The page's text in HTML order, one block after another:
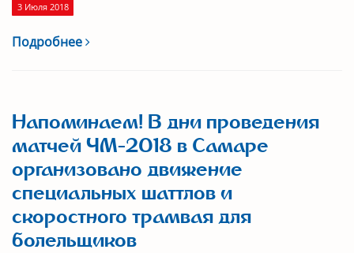
3 Июля 2018
Подробнее
Напоминаем! В дни проведения
матчей ЧМ-2018 в Самаре
организовано движение
специальных шаттлов и
скоростного трамвая для
болельщиков